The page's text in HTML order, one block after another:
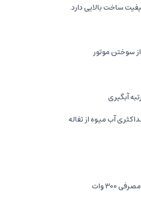
ساخت بالایی دارد.
سوختن موتور
آب میوه از تفاله
وات